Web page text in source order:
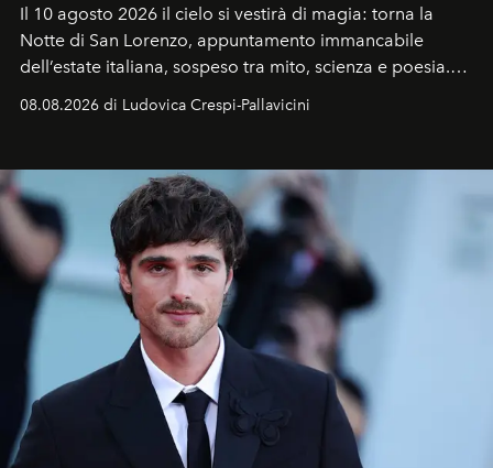
Il 10 agosto 2026 il cielo si vestirà di magia: torna la
Notte di San Lorenzo, appuntamento immancabile
dell’estate italiana, sospeso tra mito, scienza e poesia.
celeste per seguire il passaggio delle
all’universo i desideri più segreti
08.08.2026 di Ludovica Crespi-Pallavicini